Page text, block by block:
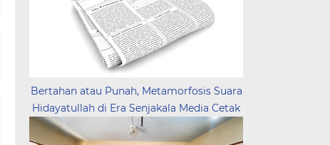
Bertahan atau Punah, Metamorfosis Suara
Hidayatullah di Era Senjakala Media Cetak